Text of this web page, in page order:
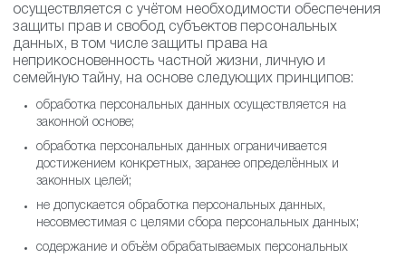
осуществляется с учётом необходимости обеспечения
защиты прав и свобод субъектов персональных
данных, в том числе защиты права на
неприкосновенность частной жизни, личную и
семейную тайну, на основе следующих принципов:
обработка персональных данных осуществляется на
законной основе;
обработка персональных данных ограничивается
достижением конкретных, заранее определённых и
законных целей;
не допускается обработка персональных данных,
несовместимая с целями сбора персональных данных;
содержание и объём обрабатываемых персональных